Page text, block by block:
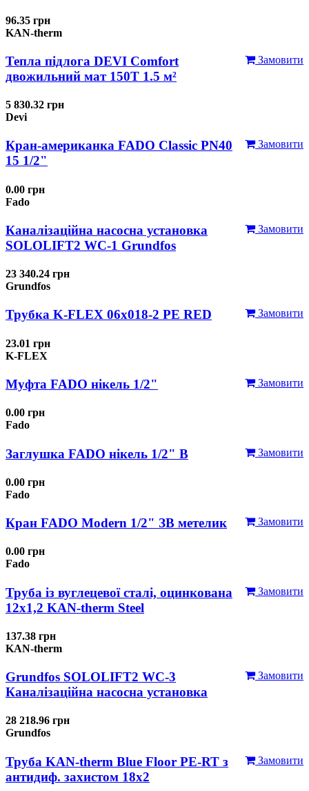
96.35 грн
KAN-therm
Замовити
Тепла підлога DEVI Comfort
двожильний мат 150T 1.5 м²
5 830.32 грн
Devi
Замовити
Кран-американка FADO Classic PN40
15 1/2"
0.00 грн
Fado
Замовити
Каналізаційна насосна установка
SOLOLIFT2 WC-1 Grundfos
23 340.24 грн
Grundfos
Замовити
Трубка K-FLEX 06x018-2 РЕ RED
23.01 грн
K-FLEX
Замовити
Муфта FADO нікель 1/2"
0.00 грн
Fado
Замовити
Заглушка FADO нікель 1/2" В
0.00 грн
Fado
Замовити
Кран FADO Modern 1/2" ЗВ метелик
0.00 грн
Fado
Замовити
Труба із вуглецевої сталі, оцинкована
12x1,2 KAN-therm Steel
137.38 грн
KAN-therm
Замовити
Grundfos SOLOLIFT2 WC-3
Каналізаційна насосна установка
28 218.96 грн
Grundfos
Замовити
Труба KAN-therm Blue Floor PE-RT з
антидиф. захистом 18х2